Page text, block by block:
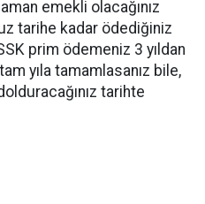
emekli olacağınız
tarihe kadar ödediğiniz
prim ödemeniz 3 yıldan
yıla tamamlasanız bile,
tarihte